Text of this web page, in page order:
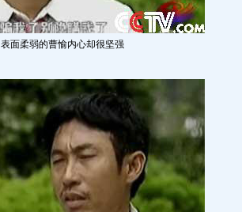
表面柔弱的曹愉内心却很坚强